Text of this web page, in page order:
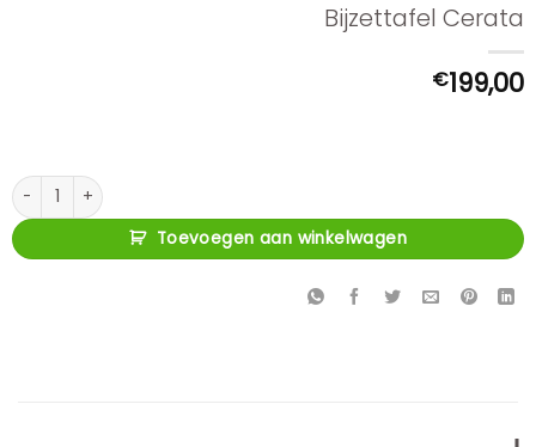
Bijzettafel Cerata
€199,00
Bijzettafel Cerata aantal
Toevoegen aan winkelwagen